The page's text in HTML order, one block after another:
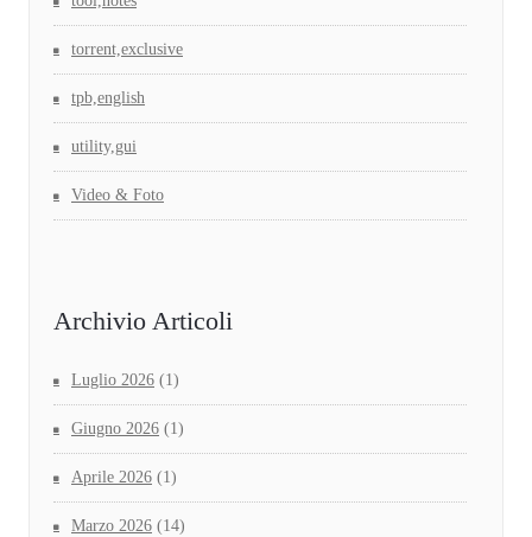
torrent,exclusive
tpb,english
utility,gui
Video & Foto
Archivio Articoli
Luglio 2026 (1)
Giugno 2026 (1)
Aprile 2026 (1)
Marzo 2026 (14)